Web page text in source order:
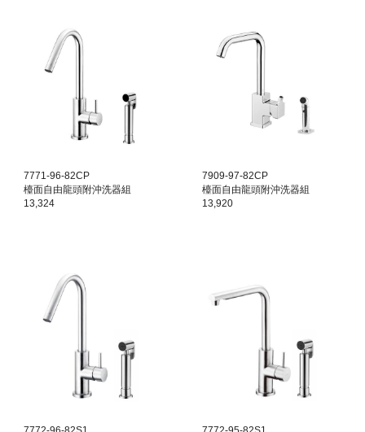
7771-96-82CP
檯面自由龍頭附沖洗器組
13,324
7909-97-82CP
檯面自由龍頭附沖洗器組
13,920